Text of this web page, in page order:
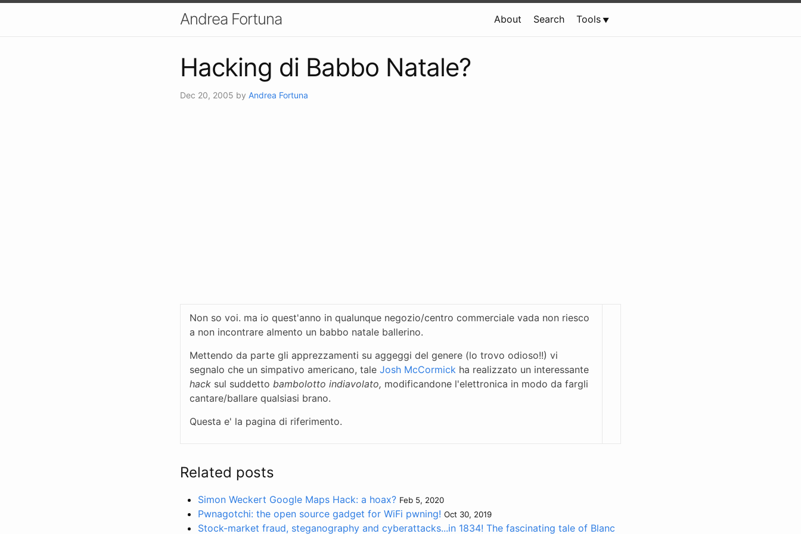
Andrea Fortuna About Search Tools
Hacking di Babbo Natale?
Dec 20, 2005 by Andrea Fortuna
Non so voi. ma io quest'anno in qualunque negozio/centro commerciale vada non riesco
a non incontrare almento un babbo natale ballerino.
Mettendo da parte gli apprezzamenti su aggeggi del genere (lo trovo odioso!!) vi
segnalo che un simpativo americano, tale Josh McCormick ha realizzato un interessante
hack sul suddetto bambolotto indiavolato, modificandone l'elettronica in modo da fargli
cantare/ballare qualsiasi brano.
Questa e' la pagina di riferimento.
Related posts
Simon Weckert Google Maps Hack: a hoax? Feb 5, 2020
Pwnagotchi: the open source gadget for WiFi pwning! Oct 30, 2019
Stock-market fraud, steganography and cyberattacks...in 1834! The fascinating tale of Blanc